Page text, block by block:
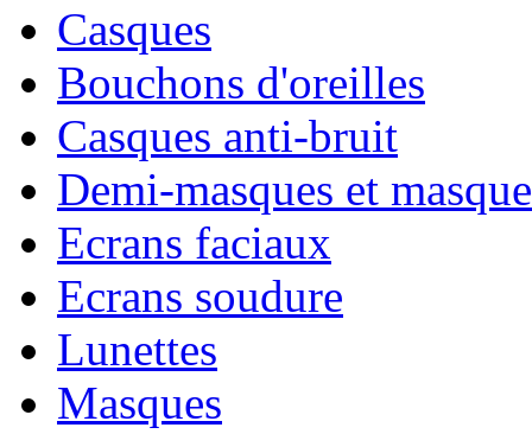
Casques
Bouchons d'oreilles
Casques anti-bruit
Demi-masques et
Ecrans faciaux
Ecrans soudure
Lunettes
Masques